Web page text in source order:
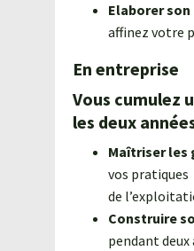
Elaborer
affinez votre
En entreprise
Vous cumulez
les deux
Maîtriser les
vos
de
Construire
pendant